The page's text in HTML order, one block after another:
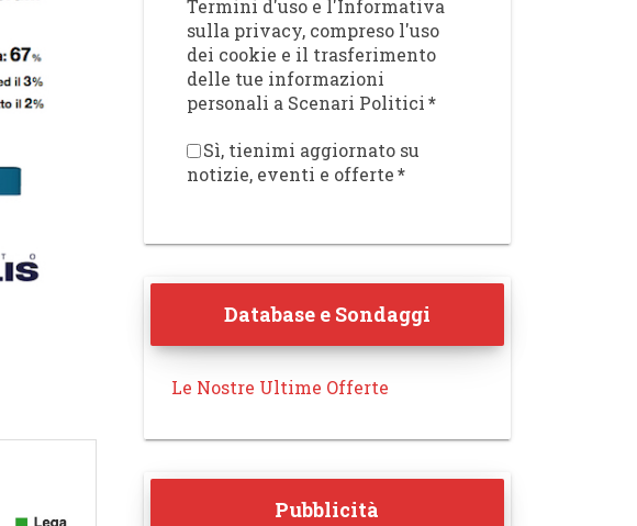
Termini d'uso e l'Informativa
sulla privacy, compreso l'uso
dei cookie e il trasferimento
delle tue informazioni
personali a Scenari Politici*
Sì, tienimi aggiornato su
notizie, eventi e offerte*
Database e Sondaggi
Le Nostre Ultime Offerte
Pubblicità